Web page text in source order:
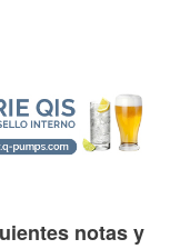
notas y